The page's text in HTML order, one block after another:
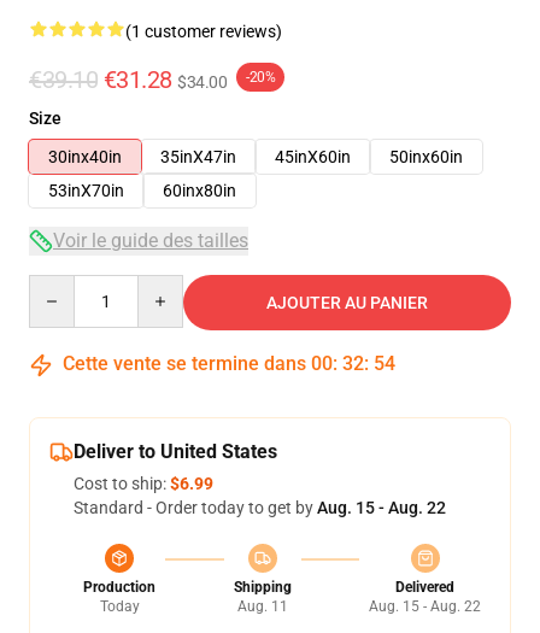
(1 customer reviews)
€39.10 €31.28 $34.00 -20%
Size
30inx40in
35inX47in 45inX60in
50inx60in
53inX70in
60inx80in
Voir le guide des tailles
AJOUTER AU PANIER
Cette vente se termine dans 00: 32: 53
Deliver to United States
Cost to ship:$6.99
Standard - Order today to get byAug. 15 - Aug. 22
Production
Today
Shipping
Aug. 11
Delivered
Aug. 15 - Aug. 22